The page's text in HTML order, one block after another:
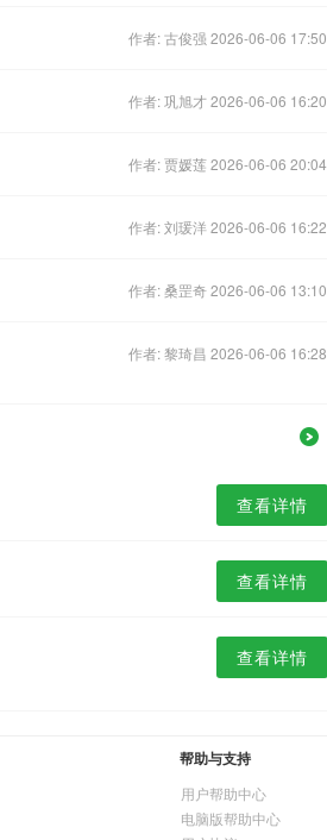
作者: 古俊强 2026-06-06 17:50
作者: 巩旭才 2026-06-06 16:20
作者: 贾媛莲 2026-06-06 20:04
作者: 刘瑗洋 2026-06-06 16:22
作者: 桑罡奇 2026-06-06 13:10
作者: 黎琦昌 2026-06-06 16:28
查看详情
查看详情
查看详情
帮助与支持
用户帮助中心
电脑版帮助中心